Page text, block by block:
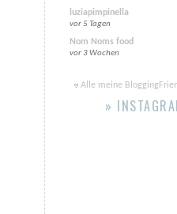
luziapimpinella
vor 5 Tagen
Nom Noms food
vor 3 Wochen
Alle meine
»